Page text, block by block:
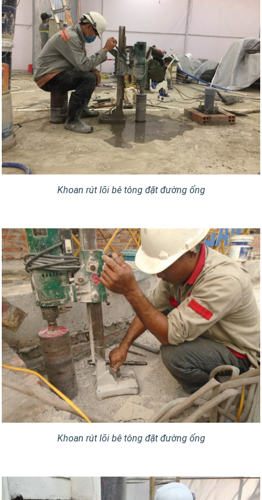
Khoan rút lõi bê tông đặt đường ống
Khoan rút lõi bê tông đặt đường ống